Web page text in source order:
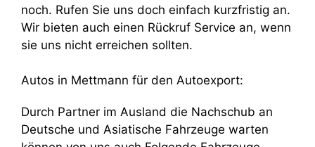
noch. Rufen Sie uns doch einfach kurzfristig an.
Wir bieten auch einen Rückruf Service an, wenn
sie uns nicht erreichen sollten.
Autos in Mettmann für den Autoexport:
Durch Partner im Ausland die Nachschub an
Deutsche und Asiatische Fahrzeuge warten